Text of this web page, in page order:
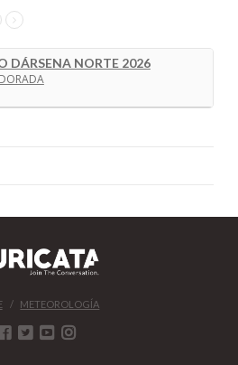
DÁRSENA NORTE 2026
METEOROLOGÍA